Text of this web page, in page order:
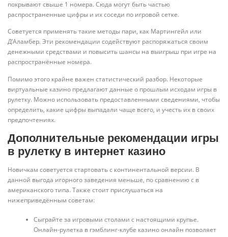
покрывают свыше 1 номера. Сюда могут быть частью
распространенные цифры и их соседи по игровой сетке.
Советуется применять такие методы пари, как Мартингейл или
Д’Аламбер. Эти рекомендации содействуют распоряжаться своим
денежными средствами и повысить шансы на выигрыш при игре на
распространённые номера.
Помимо этого крайне важен статистический разбор. Некоторые
виртуальные казино предлагают данные о прошлым исходам игры в
рулетку. Можно использовать предоставленными сведениями, чтобы
определить, какие цифры выпадали чаще всего, и учесть их в своих
предпочтениях.
Дополнительные рекомендации игры
в рулетку в интернет казино
Новичкам советуется стартовать с континентальной версии. В
данной выгода игорного заведения меньше, по сравнению с в
американского типа. Также стоит прислушаться на
нижеприведённым советам:
Сыграйте за игровыми столами с настоящими крупье.
Онлайн-рулетка в гэмблинг-клубе казино онлайн позволяет